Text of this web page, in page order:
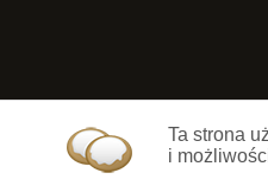
Ta strona
i